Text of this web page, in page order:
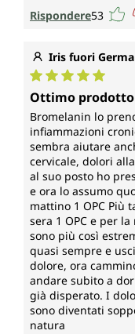
Rispondere53
Iris fuori
Valutazione
Ottimo prodotto
Bromelanin lo
infiammazioni
sembra aiutare
cervicale, dolori
al suo posto ho
e ora lo assumo
mattino 1 OPC Più
sera 1 OPC e per
sono più così
quasi sempre e
dolore, ora
andare subito a
già disperato. I
sono diventati
natura